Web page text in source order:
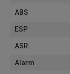
ABS
ESP
ASR
Alarm